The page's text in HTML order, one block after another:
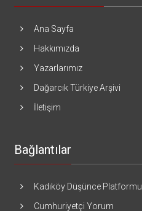
Ana Sayfa
Hakkımızda
Yazarlarımız
Dağarcık Türkiye Arşivi
İletişim
Bağlantılar
Kadıköy Düşünce Platformu
Cumhuriyetçi Yorum